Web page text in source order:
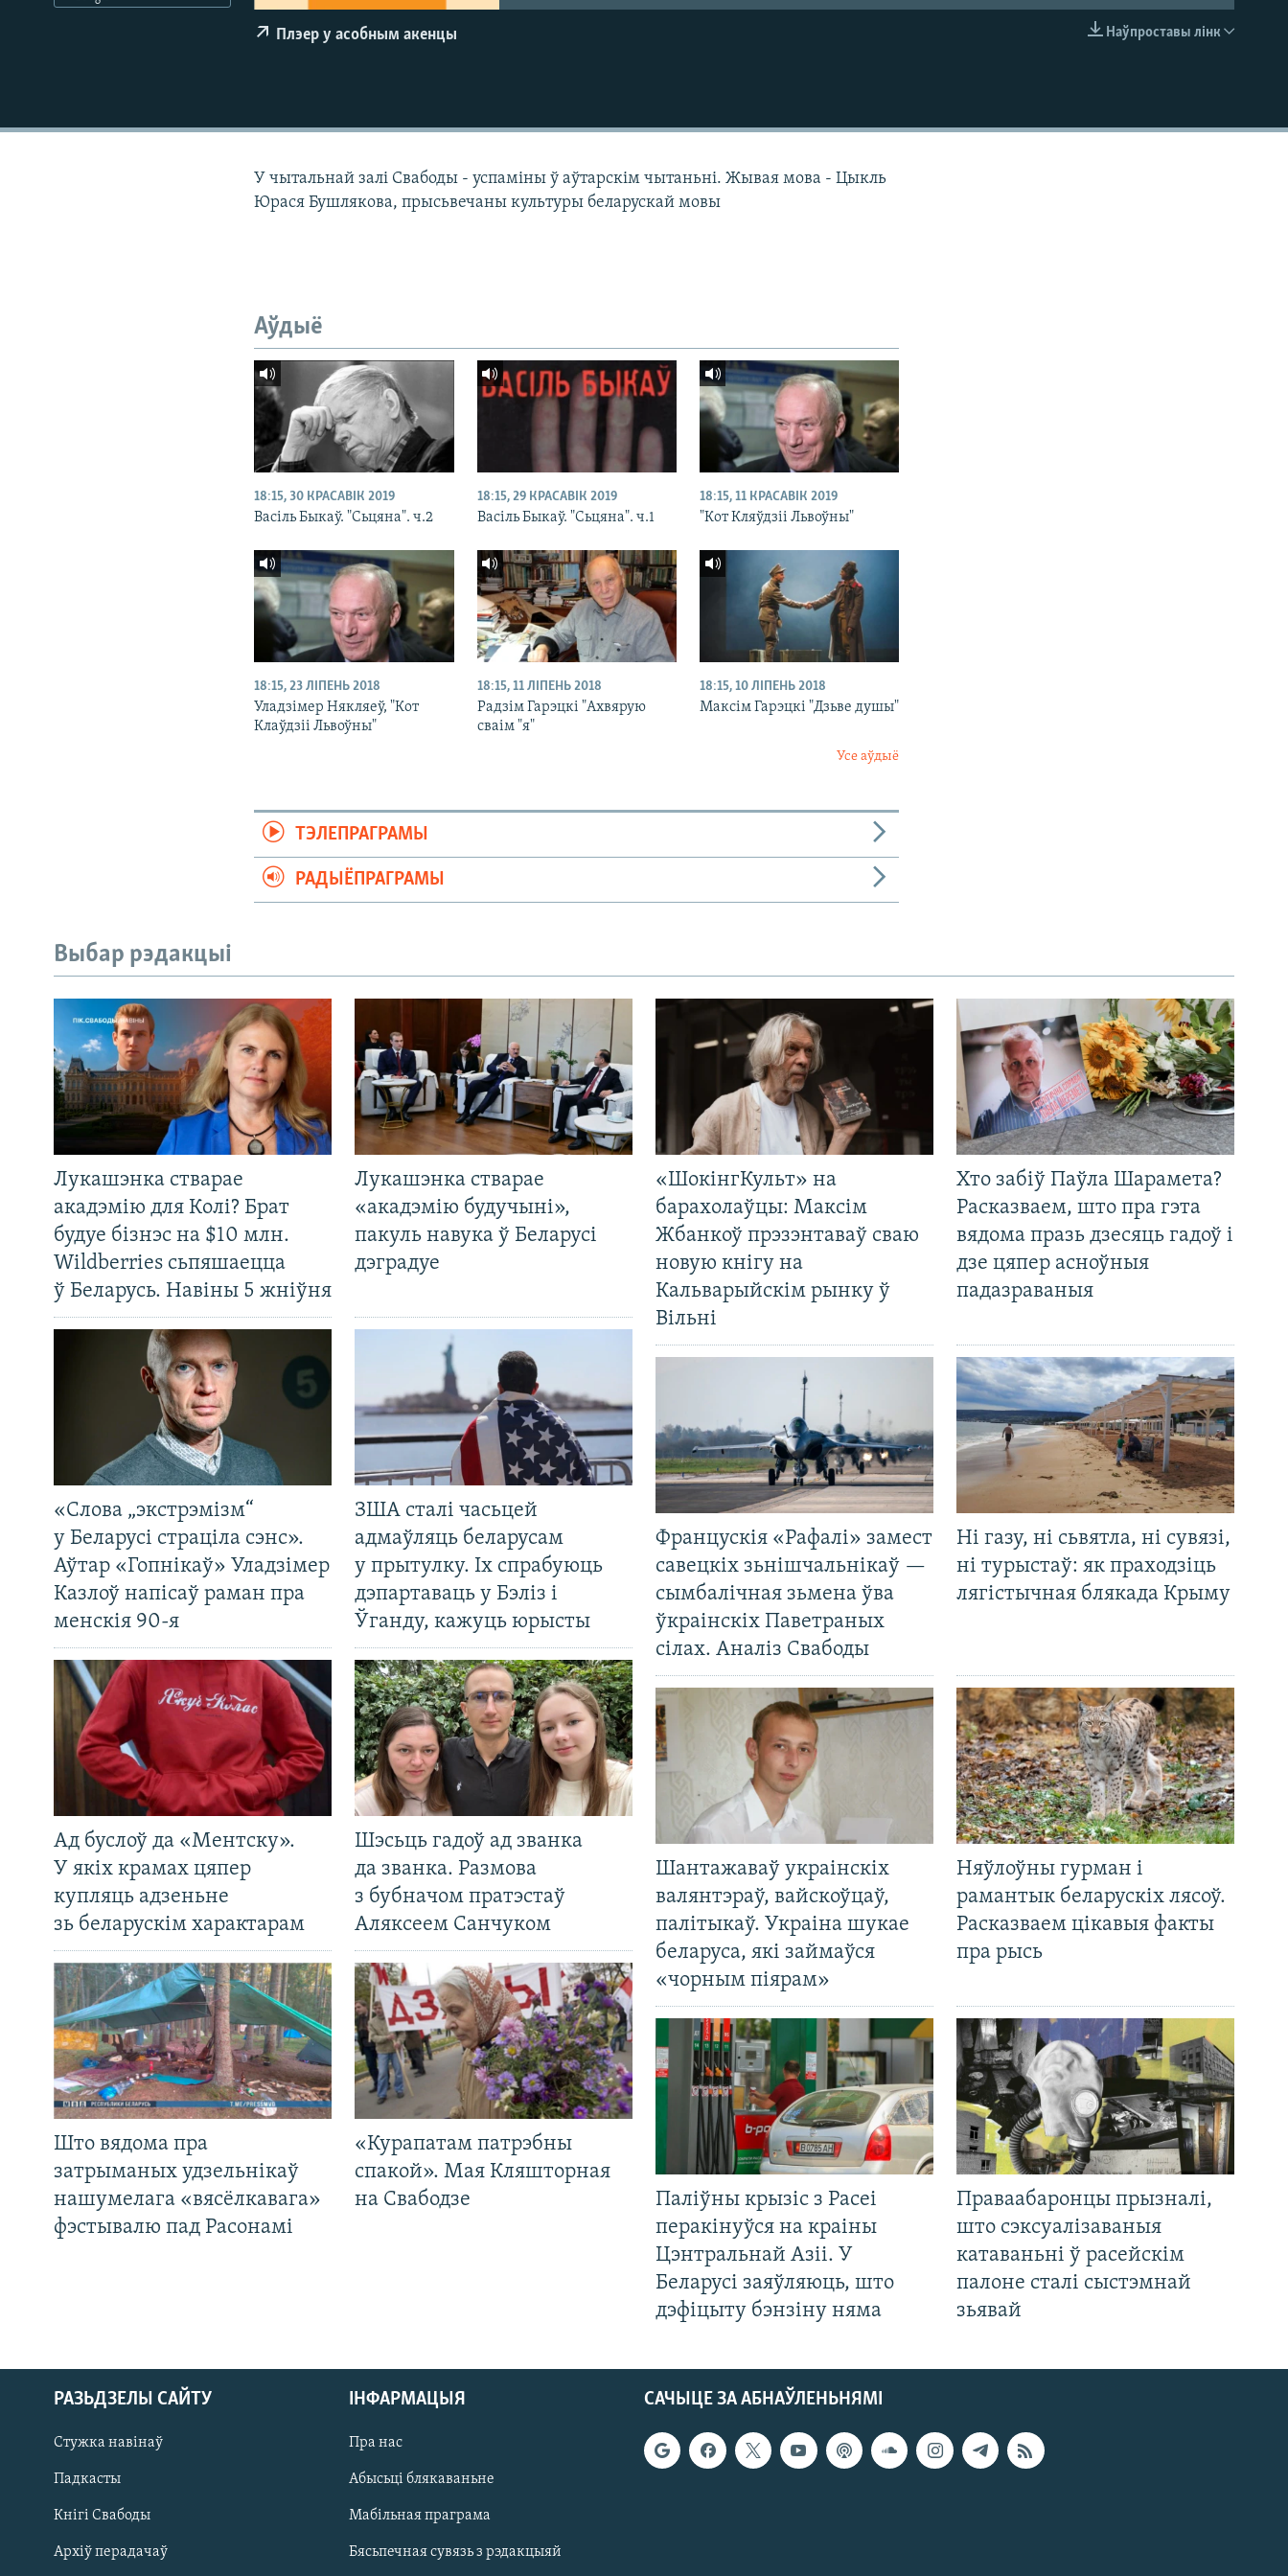
САЧЫЦЕ ЗА АБНАЎЛЕНЬНЯМІ
Наўпроставы лінк
Плэер у асобным акенцы
У чытальнай залі Свабоды - успаміны ў аўтарскім чытаньні. Жывая мова - Цыкль
Юрася Бушлякова, прысьвечаны культуры беларускай мовы
Аўдыё
18:15, 30 КРАСАВІК 2019
Васіль Быкаў. "Сьцяна". ч.2
18:15, 29 КРАСАВІК 2019
Васіль Быкаў. "Сьцяна". ч.1
18:15, 11 КРАСАВІК 2019
"Кот Кляўдзіі Львоўны"
18:15, 23 ЛІПЕНЬ 2018
Уладзімер Някляеў, "Кот
Клаўдзіі Львоўны"
18:15, 11 ЛІПЕНЬ 2018
Радзім Гарэцкі "Ахвярую
сваім "я"
18:15, 10 ЛІПЕНЬ 2018
Максім Гарэцкі "Дзьве душы"
Усе аўдыё
ТЭЛЕПРАГРАМЫ
РАДЫЁПРАГРАМЫ
Выбар рэдакцыі
Лукашэнка стварае
акадэмію для Колі? Брат
будуе бізнэс на $10 млн.
Wildberries сьпяшаецца
ў Беларусь. Навіны 5 жніўня
Лукашэнка стварае
«акадэмію будучыні»,
пакуль навука ў Беларусі
дэградуе
«Слова „экстрэмізм“
у Беларусі страціла сэнс».
Аўтар «Гопнікаў» Уладзімер
Казлоў напісаў раман пра
менскія 90-я
ЗША сталі часьцей
адмаўляць беларусам
у прытулку. Іх спрабуюць
дэпартаваць у Бэліз і
Ўганду, кажуць юрысты
Ад буслоў да «Ментску».
У якіх крамах цяпер
купляць адзеньне
зь беларускім характарам
Шэсьць гадоў ад званка
да званка. Размова
з бубначом пратэстаў
Аляксеем Санчуком
Што вядома пра
затрыманых удзельнікаў
нашумелага «вясёлкавага»
фэстывалю пад Расонамі
«Курапатам патрэбны
спакой». Мая Кляшторная
на Свабодзе
«ШокінгКульт» на
барахолаўцы: Максім
Жбанкоў прэзэнтаваў сваю
новую кнігу на
Кальварыйскім рынку ў
Вільні
Хто забіў Паўла Шарамета?
Расказваем, што пра гэта
вядома празь дзесяць гадоў і
дзе цяпер асноўныя
падазраваныя
Францускія «Рафалі» замест
савецкіх зьнішчальнікаў —
сымбалічная зьмена ўва
ўкраінскіх Паветраных
сілах. Аналіз Свабоды
Ні газу, ні сьвятла, ні сувязі,
ні турыстаў: як праходзіць
лягістычная блякада Крыму
Шантажаваў украінскіх
валянтэраў, вайскоўцаў,
палітыкаў. Украіна шукае
беларуса, які займаўся
«чорным піярам»
Няўлоўны гурман і
рамантык беларускіх лясоў.
Расказваем цікавыя факты
пра рысь
Паліўны крызіс з Расеі
перакінуўся на краіны
Цэнтральнай Азіі. У
Беларусі заяўляюць, што
дэфіцыту бэнзіну няма
Праваабаронцы прызналі,
што сэксуалізаваныя
катаваньні ў расейскім
палоне сталі сыстэмнай
зьявай
САЧЫЦЕ ЗА АБНАЎЛЕНЬНЯМІ
РАЗЬДЗЕЛЫ САЙТУ
Стужка навінаў
Падкасты
Кнігі Свабоды
Архіў перадачаў
ІНФАРМАЦЫЯ
Пра нас
Абысьці блякаваньне
Мабільная праграма
Бясьпечная сувязь з рэдакцыяй